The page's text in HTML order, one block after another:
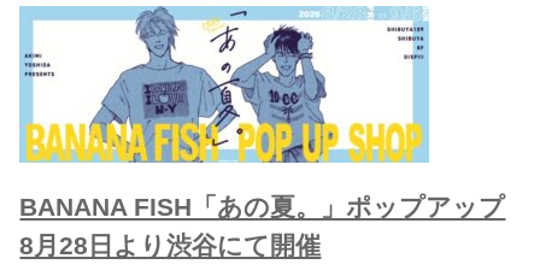
BANANA FISH「あの夏。」ポップアップ
8月28日より渋谷にて開催